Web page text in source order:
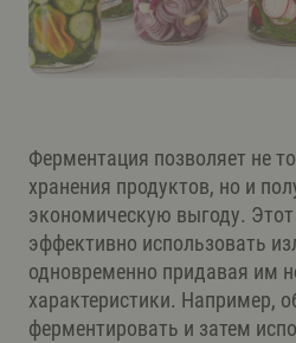
Ферментация позволяет не
хранения продуктов, но и
экономическую выгоду.
эффективно использовать
одновременно придавая им
характеристики. Например,
ферментировать и затем